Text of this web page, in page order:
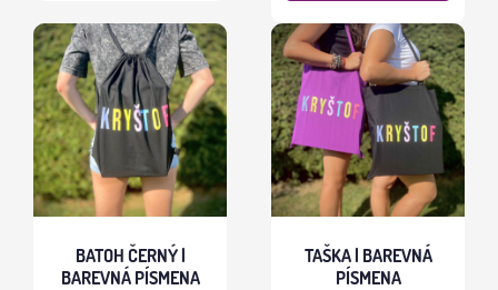
BATOH ČERNÝ |
BAREVNÁ PÍSMENA
TAŠKA | BAREVNÁ
PÍSMENA